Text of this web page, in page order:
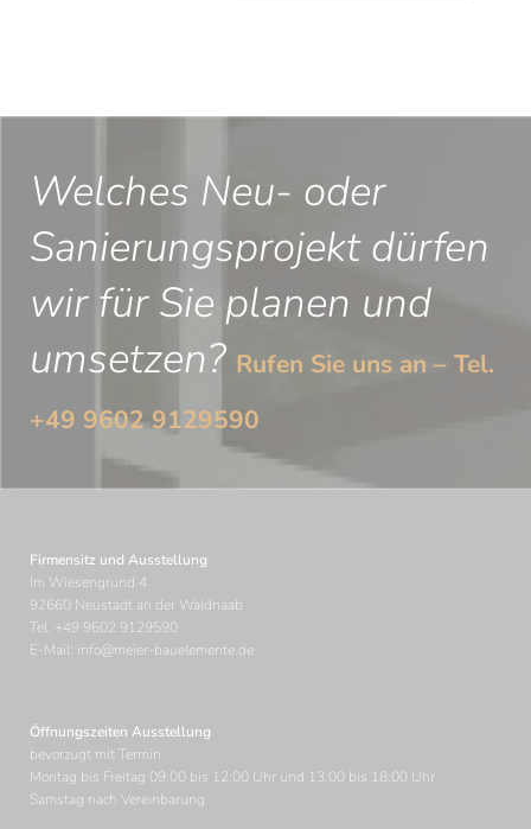
Welches Neu- oder
Sanierungsprojekt dürfen
wir für Sie planen und
umsetzen? Rufen Sie uns an – Tel.
+49 9602 9129590
Firmensitz und Ausstellung
Im Wiesengrund 4
92660 Neustadt an der Waldnaab
Tel. +49 9602 9129590
E-Mail: info@meier-bauelemente.de
Öffnungszeiten Ausstellung
bevorzugt mit Termin
Montag bis Freitag 09:00 bis 12:00 Uhr und 13:00 bis 18:00 Uhr
Samstag nach Vereinbarung